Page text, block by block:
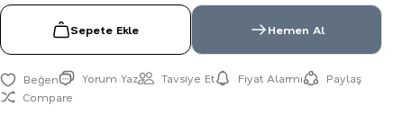
Sepete Ekle Hemen Al
Yorum Yaz Tavsiye Et Fiyat Alarmı
Paylaş
Compare